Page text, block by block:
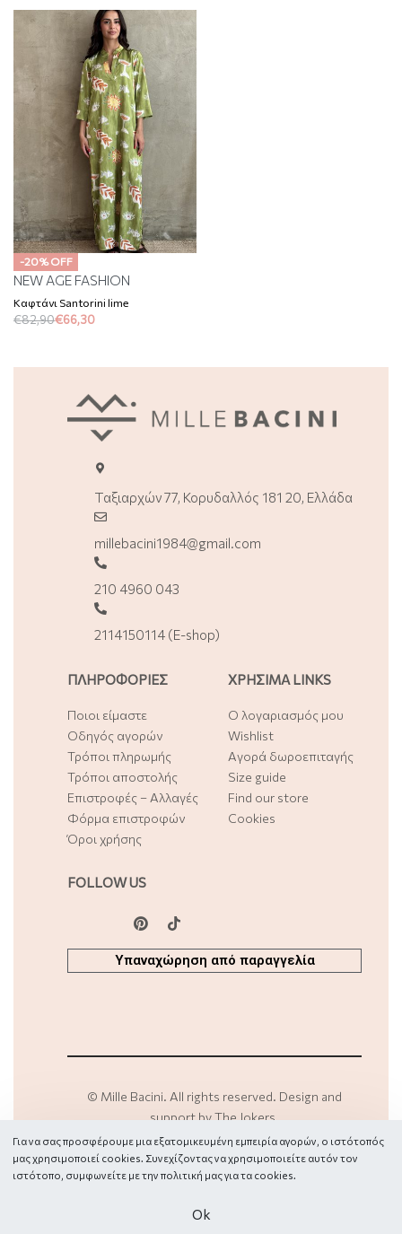
-20% OFF
NEW AGE FASHION
Καφτάνι Santorini lime
€82,90€66,30
Ταξιαρχών 77, Κορυδαλλός 181 20, Ελλάδα
millebacini1984@gmail.com
210 4960 043
2114150114 (E-shop)
ΠΛΗΡΟΦΟΡΙΕΣ
Ποιοι είμαστε
Οδηγός αγορών
Τρόποι πληρωμής
Τρόποι αποστολής
Επιστροφές – Αλλαγές
Φόρμα επιστροφών
Όροι χρήσης
ΧΡΗΣΙΜΑ LINKS
Ο λογαριασμός μου
Wishlist
Αγορά δωροεπιταγής
Size guide
Find our store
Cookies
FOLLOW US
Υπαναχώρηση από παραγγελία
© Mille Bacini. All rights reserved. Design and
support byThe Jokers.
Secure payments
Για να σας προσφέρουμε μια εξατομικευμένη εμπειρία αγορών, ο ιστότοπός
μας χρησιμοποιεί cookies. Συνεχίζοντας να χρησιμοποιείτε αυτόν τον
ιστότοπο, συμφωνείτε με την πολιτική μας για τα cookies.
Οk